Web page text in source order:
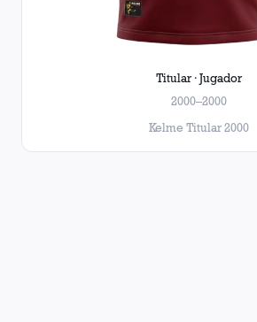
Titular · Jugador
2000–2000
Kelme Titular 2000